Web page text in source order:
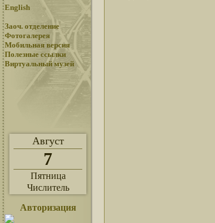
English
Заоч. отделение
Фотогалерея
Мобильная версия
Полезные ссылки
Виртуальный музей
Август
7
Пятница
Числитель
Авторизация